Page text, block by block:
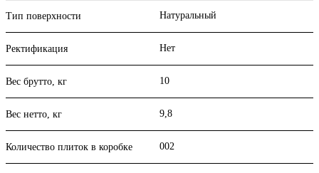
Тип поверхности Натуральный
Ректификация Нет
Вес брутто, кг 10
Вес нетто, кг 9,8
Количество плиток в коробке 002